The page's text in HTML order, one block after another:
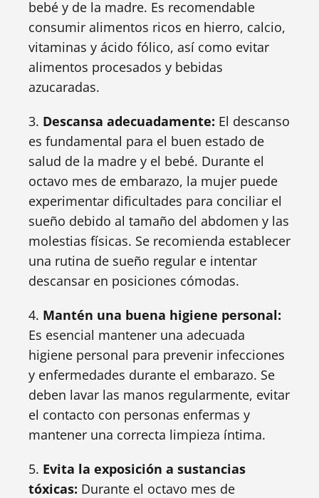
bebé y de la madre. Es recomendable
consumir alimentos ricos en hierro, calcio,
vitaminas y ácido fólico, así como evitar
alimentos procesados y bebidas
azucaradas.
3. Descansa adecuadamente: El descanso
es fundamental para el buen estado de
salud de la madre y el bebé. Durante el
octavo mes de embarazo, la mujer puede
experimentar dificultades para conciliar el
sueño debido al tamaño del abdomen y las
molestias físicas. Se recomienda establecer
una rutina de sueño regular e intentar
descansar en posiciones cómodas.
4. Mantén una buena higiene personal:
Es esencial mantener una adecuada
higiene personal para prevenir infecciones
y enfermedades durante el embarazo. Se
deben lavar las manos regularmente, evitar
el contacto con personas enfermas y
mantener una correcta limpieza íntima.
5. Evita la exposición a sustancias
tóxicas: Durante el octavo mes de